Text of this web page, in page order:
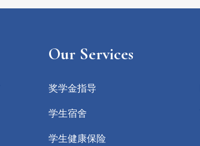
Our Services
奖学金指导
学生宿舍
学生健康保险